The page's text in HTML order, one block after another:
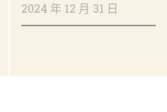
2024 年 12 月 31 日